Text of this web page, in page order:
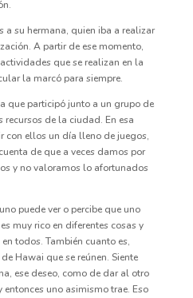
a su hermana, quien iba a realizar
A partir de ese momento,
que se realizan en la
la marcó para siempre.
que participó junto a un grupo de
recursos de la ciudad. En esa
con ellos un día lleno de juegos,
de que a veces damos por
y no valoramos lo afortunados
puede ver o percibe que uno
muy rico en diferentes cosas y
todos. También cuanto es,
Hawai que se reúnen. Siente
ese deseo, como de dar al otro
entonces uno asimismo trae. Eso